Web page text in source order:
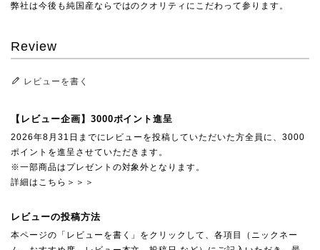
弊社は今後も純国産ならではのクオリティにこだわって参ります。
Review
レビューを書く
【レビュー企画】3000ポイント進呈
2026年8月31日までにレビューを投稿していただいた方全員に、3000
ポイントを進呈させていただきます。
※一部商品はプレゼントの対象外となります。
詳細はこちら＞＞＞
レビューの投稿方法
本ページの「レビューを書く」をクリックして、各項目（ニックネー